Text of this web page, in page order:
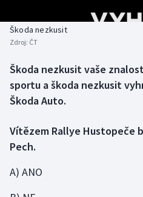
Basketbal
Biatlon
Boby a skeleton
Box
Curling
Historické návraty
Aplikace ČT sport
AZ kvíz
Škoda nezkusit
Zdroj: ČT
Škoda nezkusit vaše
sportu a škoda nezkusit
Škoda Auto.
Vítězem Rallye Hustopeče
Pech.
A) ANO